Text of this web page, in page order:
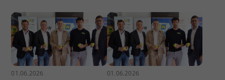
01.06.2026 01.06.2026